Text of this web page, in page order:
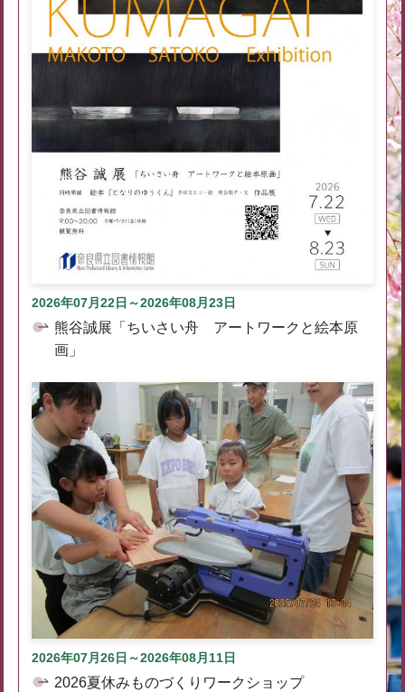
2026年07月22日～2026年08月23日
熊谷誠展「ちいさい舟 アートワークと絵本原
画」
2026年07月26日～2026年08月11日
2026夏休みものづくりワークショップ